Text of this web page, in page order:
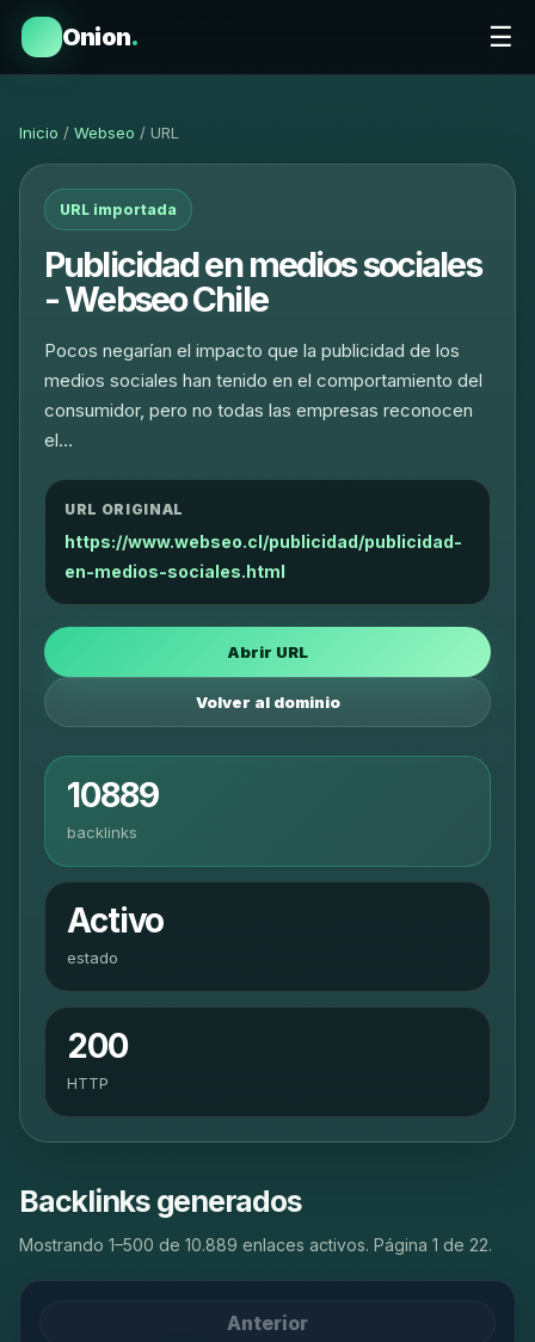
Onion. ☰
Inicio / Webseo / URL
URL importada
Publicidad en medios sociales
- Webseo Chile
Pocos negarían el impacto que la publicidad de los
medios sociales han tenido en el comportamiento del
consumidor, pero no todas las empresas reconocen
el…
URL ORIGINAL
https://www.webseo.cl/publicidad/publicidad-
en-medios-sociales.html
Abrir URL
Volver al dominio
10889
backlinks
Activo
estado
200
HTTP
Backlinks generados
Mostrando 1–500 de 10.889 enlaces activos. Página 1 de 22.
Anterior